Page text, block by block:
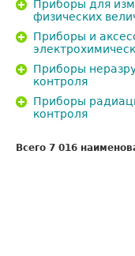
Приборы для
физических
Приборы и
Приборы
контроля
Приборы
контроля
Всего 7 016